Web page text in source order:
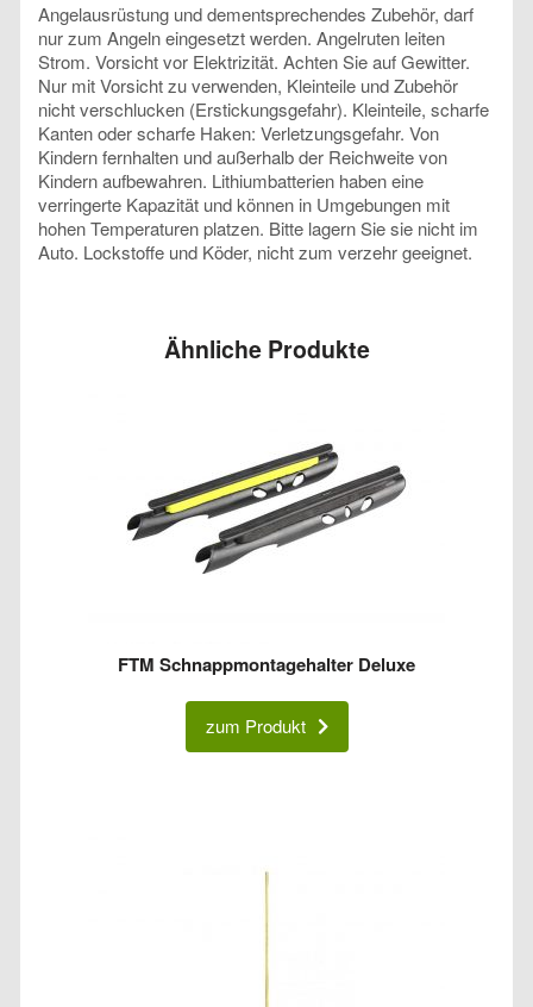
Angelausrüstung und dementsprechendes Zubehör, darf
nur zum Angeln eingesetzt werden. Angelruten leiten
Strom. Vorsicht vor Elektrizität. Achten Sie auf Gewitter.
Nur mit Vorsicht zu verwenden, Kleinteile und Zubehör
nicht verschlucken (Erstickungsgefahr). Kleinteile, scharfe
Kanten oder scharfe Haken: Verletzungsgefahr. Von
Kindern fernhalten und außerhalb der Reichweite von
Kindern aufbewahren. Lithiumbatterien haben eine
verringerte Kapazität und können in Umgebungen mit
hohen Temperaturen platzen. Bitte lagern Sie sie nicht im
Auto. Lockstoffe und Köder, nicht zum verzehr geeignet.
Ähnliche Produkte
FTM Schnappmontagehalter Deluxe
zum Produkt